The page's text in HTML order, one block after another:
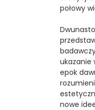
połowy
ukazanie
epok
nowe